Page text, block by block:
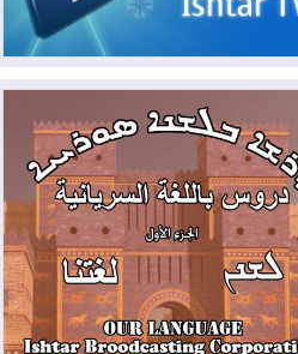
لمدة عام.. بدء توريد 100
قدم مكعب يومياً من غاز كورمور في
إلى وزارة الكهرباء العراقية
2026-
15كارثة بيئية ومناخية ترسم
أخطر التحديات التي تواجه العراق
حرائق فرنسا.. توقيف 402
شخص بينهم 156 قاصرا منذ بداية موسم